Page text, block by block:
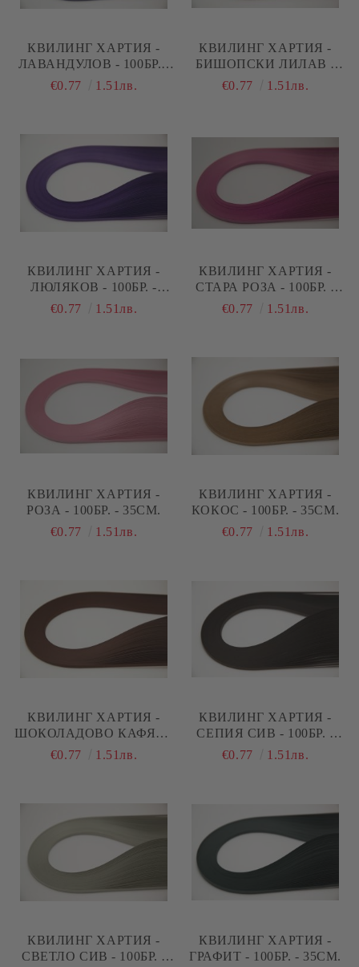
КВИЛИНГ ХАРТИЯ -
ЛАВАНДУЛОВ - 100БР. -
35СМ.
€0.77 1.51лв.
КВИЛИНГ ХАРТИЯ -
БИШОПСКИ ЛИЛАВ -
100БР. - 35СМ.
€0.77 1.51лв.
КВИЛИНГ ХАРТИЯ -
ЛЮЛЯКОВ - 100БР. -
35СМ.
€0.77 1.51лв.
КВИЛИНГ ХАРТИЯ -
СТАРА РОЗА - 100БР. -
35СМ.
€0.77 1.51лв.
КВИЛИНГ ХАРТИЯ -
РОЗА - 100БР. - 35СМ.
€0.77
1.51лв.
КВИЛИНГ ХАРТИЯ -
КОКОС - 100БР. - 35СМ.
€0.77
1.51лв.
КВИЛИНГ ХАРТИЯ -
ШОКОЛАДОВО КАФЯВ -
100БР. - 35СМ.
€0.77 1.51лв.
КВИЛИНГ ХАРТИЯ -
СЕПИЯ СИВ - 100БР. -
35СМ.
€0.77 1.51лв.
КВИЛИНГ ХАРТИЯ -
СВЕТЛО СИВ - 100БР. -
КВИЛИНГ ХАРТИЯ -
ГРАФИТ - 100БР. - 35СМ.